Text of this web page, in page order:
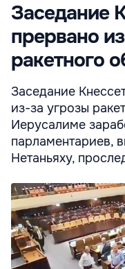
Заседание
прервано
ракетного
Заседание
из-за угрозы
Иерусалиме
парламентариев,
Нетаньяху,